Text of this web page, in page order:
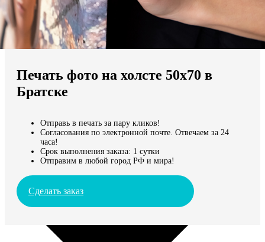
Мы доставляем по всему миру
Продолжить без города
Печать фото на холсте 50х70 в
Братске
Отправь в печать за пару кликов!
Согласования по электронной почте. Отвечаем за 24
часа!
Срок выполнения заказа: 1 сутки
Отправим в любой город РФ и мира!
Сделать заказ